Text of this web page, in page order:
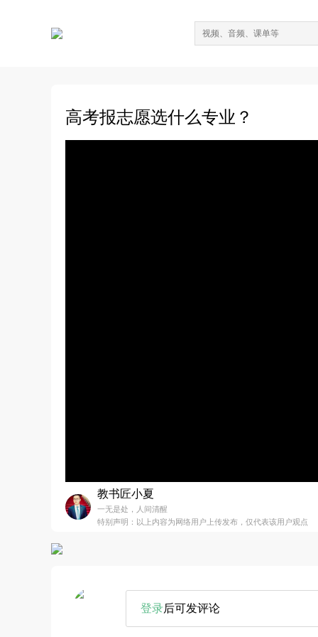
高考报志愿选什么专业？
教书匠小夏
一无是处，人间清醒
特别声明：以上内容为网络用户上传发布，仅代表该用户观点
登录后可发评论